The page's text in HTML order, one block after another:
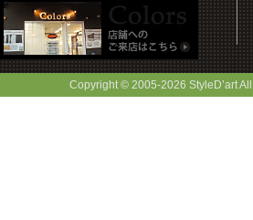
Copyright © 2005-2026 StyleD’art